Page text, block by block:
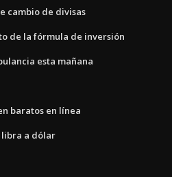
cambio de divisas
de la fórmula de inversión
esta mañana
baratos en línea
libra a dólar